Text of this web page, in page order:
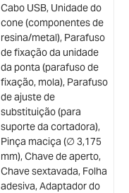
Cabo USB, Unidade do
cone (componentes de
resina/metal), Parafuso
de fixação da unidade
da ponta (parafuso de
fixação, mola), Parafuso
de ajuste de
substituição (para
suporte da cortadora),
Pinça maciça (∅ 3,175
mm), Chave de aperto,
Chave sextavada, Folha
adesiva, Adaptador do